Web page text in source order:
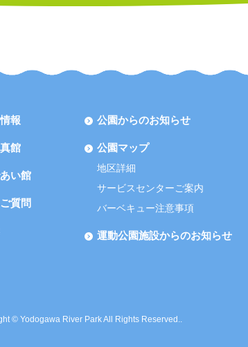
報
館
い館
質問
公園からのお知らせ
公園マップ
地区詳細
サービスセンターご案内
バーベキュー注意事項
運動公園施設からのお知らせ
© Yodogawa River Park All Rights Reserved..